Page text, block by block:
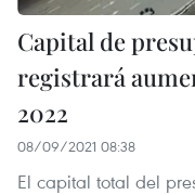
Capital de
registrará
2022
08/09/2021 08:38
El capital total del